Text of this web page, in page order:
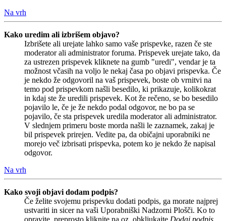
Na vrh
Kako uredim ali izbrišem objavo?
Izbrišete ali urejate lahko samo vaše prispevke, razen če ste
moderator ali administrator foruma. Prispevek urejate tako, da
za ustrezen prispevek kliknete na gumb "uredi", vendar je ta
možnost včasih na voljo le nekaj časa po objavi prispevka. Če
je nekdo že odgovoril na vaš prispevek, boste ob vrnitvi na
temo pod prispevkom našli besedilo, ki prikazuje, kolikokrat
in kdaj ste že uredili prispevek. Kot že rečeno, se bo besedilo
pojavilo le, če je že nekdo podal odgovor, ne bo pa se
pojavilo, če sta prispevek uredila moderator ali administrator.
V slednjem primeru boste morda našli le zaznamek, zakaj je
bil prispevek prirejen. Vedite pa, da običajni uporabniki ne
morejo več izbrisati prispevka, potem ko je nekdo že napisal
odgovor.
Na vrh
Kako svoji objavi dodam podpis?
Če želite svojemu prispevku dodati podpis, ga morate najprej
ustvariti in sicer na vaši Uporabniški Nadzorni Plošči. Ko to
opravite, preprosto kliknite na oz. obkljukajte Dodaj podpis